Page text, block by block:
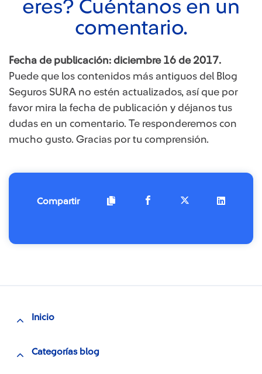
eres? Cuéntanos en un
comentario.
Fecha de publicación: diciembre 16 de 2017.
Puede que los contenidos más antiguos del Blog
Seguros SURA no estén actualizados, así que por
favor mira la fecha de publicación y déjanos tus
dudas en un comentario. Te responderemos con
mucho gusto. Gracias por tu comprensión.
Compartir
Inicio
Categorías blog